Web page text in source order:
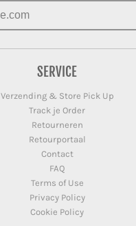
SERVICE
Verzending & Store Pick Up
Track je Order
Retourneren
Retourportaal
Contact
FAQ
Terms of Use
Privacy Policy
Cookie Policy